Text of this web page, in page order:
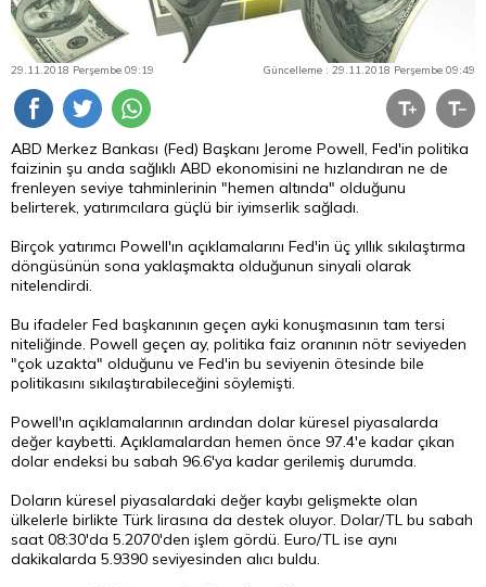
29.11.2018 Perşembe 09:19 Güncelleme : 29.11.2018 Perşembe 09:49
ABD Merkez Bankası (Fed) Başkanı Jerome Powell, Fed'in politika
faizinin şu anda sağlıklı ABD ekonomisini ne hızlandıran ne de
frenleyen seviye tahminlerinin "hemen altında" olduğunu
belirterek, yatırımcılara güçlü bir iyimserlik sağladı.
Birçok yatırımcı Powell'ın açıklamalarını Fed'in üç yıllık sıkılaştırma
döngüsünün sona yaklaşmakta olduğunun sinyali olarak
nitelendirdi.
Bu ifadeler Fed başkanının geçen ayki konuşmasının tam tersi
niteliğinde. Powell geçen ay, politika faiz oranının nötr seviyeden
"çok uzakta" olduğunu ve Fed'in bu seviyenin ötesinde bile
politikasını sıkılaştırabileceğini söylemişti.
Powell'ın açıklamalarının ardından dolar küresel piyasalarda
değer kaybetti. Açıklamalardan hemen önce 97.4'e kadar çıkan
dolar endeksi bu sabah 96.6'ya kadar gerilemiş durumda.
Doların küresel piyasalardaki değer kaybı gelişmekte olan
ülkelerle birlikte Türk lirasına da destek oluyor. Dolar/TL bu sabah
saat 08:30'da 5.2070'den işlem gördü. Euro/TL ise aynı
dakikalarda 5.9390 seviyesinden alıcı buldu.